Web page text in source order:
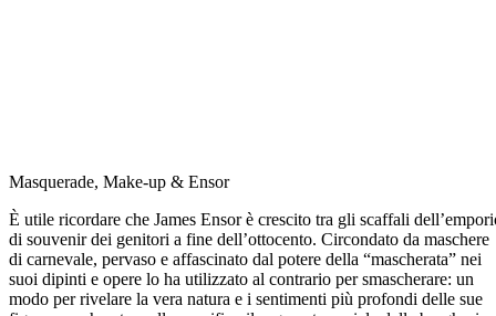
Masquerade, Make-up & Ensor
È utile ricordare che James Ensor è crescito tra gli scaffali
di souvenir dei genitori a fine dell’ottocento. Circondato da maschere
di carnevale, pervaso e affascinato dal potere della “mascherata” nei
suoi dipinti e opere lo ha utilizzato al contrario per smascherare: un
modo per rivelare la vera natura e i sentimenti più profondi delle sue